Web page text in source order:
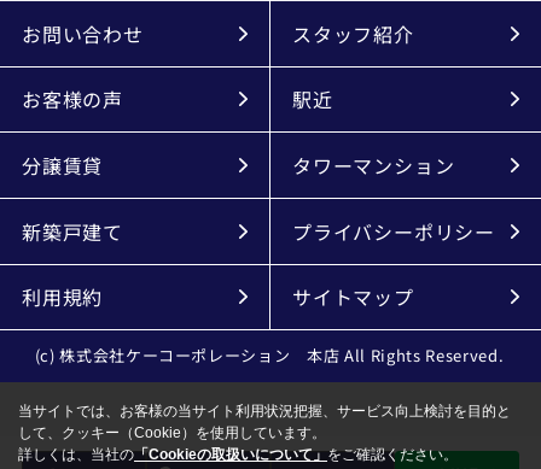
お問い合わせ スタッフ紹介
お客様の声 駅近
分譲賃貸 タワーマンション
新築戸建て プライバシーポリシー
利用規約 サイトマップ
(c) 株式会社ケーコーポレーション 本店 All Rights Reserved.
当サイトでは、お客様の当サイト利用状況把握、サービス向上検討を目的と
して、クッキー（Cookie）を使用しています。
詳しくは、当社の「Cookieの取扱いについて」をご確認ください。